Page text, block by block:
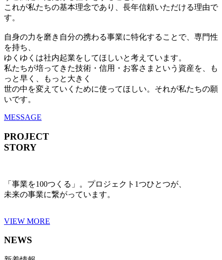
これが私たちの基本理念であり、長年信頼いただける理由で
す。
自身の力を磨き自分の携わる事業に特化することで、専門性
を持ち、
ゆくゆくは社内起業をしてほしいと考えています。
私たちが培ってきた技術・信用・お客さまという資産を、も
っと早く、もっと大きく
世の中を変えていくために使ってほしい。それが私たちの願
いです。
MESSAGE
PROJECT
STORY
「事業を100つくる」。プロジェクト1つひとつが、
未来の事業に繋がっています。
VIEW MORE
NEWS